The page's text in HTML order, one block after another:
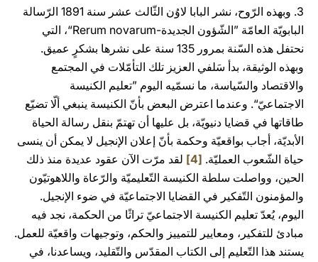
3. وبهذه الرّوح، نشر البابا لاوُن الثّالث عشر سنة 1891 الرّسالة
البابويّة العامّة
”الشّؤون الجديدة-Rerum novarum“، التي
نحتفل هذه السّنة بمرور 135 سنة على نشرها بشكرٍ عميق.
وبهذه الوثيقة، بدأ سَلفي العزيز تلك التأمّلات في المجتمع
والاقتصاد والسّياسة، ما نسمّيه اليوم ”تعليم الكنيسة
الاجتماعيّ“. وعندما اعترض البعض بأنّ الكنيسة ينبغي ألّا تضيّع
طاقاتها في قضايا دنيويّة، بل عليها أن تهتمّ بنقل رسالة الحياة
الأبديّة، أجاب بواقعيّة وحكمة بأنّ إعلان الإنجيل لا يمكن أن ينسى
حياة الشّعوب العمليّة. [4]
لقد مرّت الآن عقود عديدة منذ ذلك
الحين، وواصلت سلطة الكنيسة التّعليميّة والرّعاة واللاهوتيّون
والمؤمنون التّفكير في القضايا الاجتماعيّة في ضوء الإنجيل.
اليوم، يُعدّ تعليم الكنيسة الاجتماعيّ تراثًا من الحكمة، نجد فيه
مبادئ للتفكير، ومعايير للتمييز والحكم، وتوجيهات واقعيّة للعمل.
يستند هذا التّعليم إلى الكتاب المقدّس والتّقليد، ويساعدنا، في